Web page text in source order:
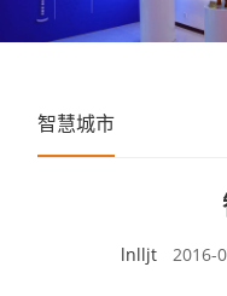
智慧城市
lnlljt 2016-